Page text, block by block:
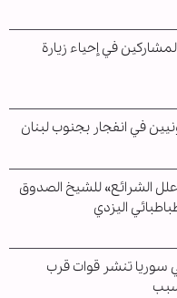
في إحياء زيارة
في انفجار بجنوب لبنان
الشرائع» للشيخ الصدوق
اليزدي
سوريا تنشر قوات قرب